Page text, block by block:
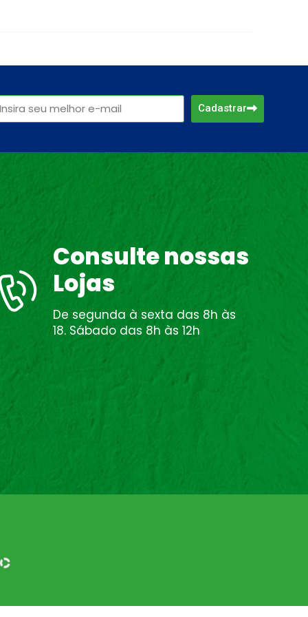
Cadastrar
Consulte nossas
Lojas
De segunda à sexta das 8h às
18. Sábado das 8h às 12h